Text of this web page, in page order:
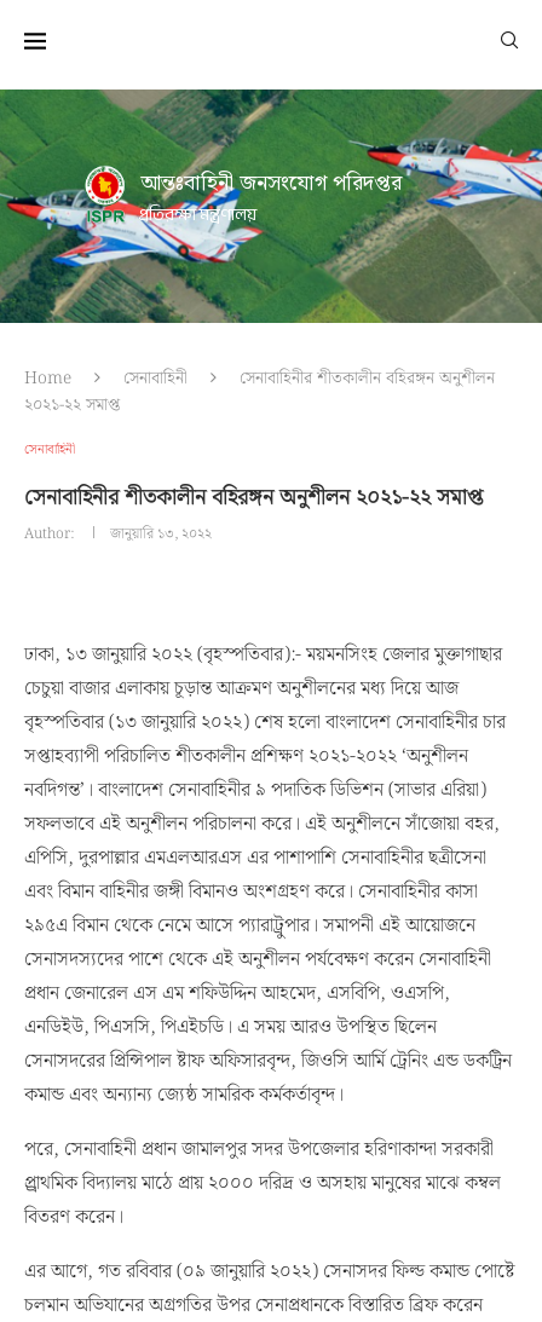
আন্তঃবাহিনী জনসংযোগ পরিদপ্তর
প্রতিরক্ষা মন্ত্রণালয়
Home সেনাবাহিনী
সেনাবাহিনীর শীতকালীন বহিরঙ্গন অনুশীলন
২০২১-২২ সমাপ্ত
সেনাবাহিনী
সেনাবাহিনীর শীতকালীন বহিরঙ্গন অনুশীলন ২০২১-২২ সমাপ্ত
Author: জানুয়ারি ১৩, ২০২২
ঢাকা, ১৩ জানুয়ারি ২০২২ (বৃহস্পতিবার):- ময়মনসিংহ জেলার মুক্তাগাছার
চেচুয়া বাজার এলাকায় চূড়ান্ত আক্রমণ অনুশীলনের মধ্য দিয়ে আজ
বৃহস্পতিবার (১৩ জানুয়ারি ২০২২) শেষ হলো বাংলাদেশ সেনাবাহিনীর চার
সপ্তাহব্যাপী পরিচালিত শীতকালীন প্রশিক্ষণ ২০২১-২০২২ ‘অনুশীলন
নবদিগন্ত’। বাংলাদেশ সেনাবাহিনীর ৯ পদাতিক ডিভিশন (সাভার এরিয়া)
সফলভাবে এই অনুশীলন পরিচালনা করে। এই অনুশীলনে সাঁজোয়া বহর,
এপিসি, দুরপাল্লার এমএলআরএস এর পাশাপাশি সেনাবাহিনীর ছত্রীসেনা
এবং বিমান বাহিনীর জঙ্গী বিমানও অংশগ্রহণ করে। সেনাবাহিনীর কাসা
২৯৫এ বিমান থেকে নেমে আসে প্যারাট্রুপার। সমাপনী এই আয়োজনে
সেনাসদস্যদের পাশে থেকে এই অনুশীলন পর্যবেক্ষণ করেন সেনাবাহিনী
প্রধান জেনারেল এস এম শফিউদ্দিন আহমেদ, এসবিপি, ওএসপি,
এনডিইউ, পিএসসি, পিএইচডি। এ সময় আরও উপস্থিত ছিলেন
সেনাসদরের প্রিন্সিপাল ষ্টাফ অফিসারবৃন্দ, জিওসি আর্মি ট্রেনিং এন্ড ডকট্রিন
কমান্ড এবং অন্যান্য জ্যেষ্ঠ সামরিক কর্মকর্তাবৃন্দ।
পরে, সেনাবাহিনী প্রধান জামালপুর সদর উপজেলার হরিণাকান্দা সরকারী
প্র্রাথমিক বিদ্যালয় মাঠে প্রায় ২০০০ দরিদ্র ও অসহায় মানুষের মাঝে কম্বল
বিতরণ করেন।
এর আগে, গত রবিবার (০৯ জানুয়ারি ২০২২) সেনাসদর ফিল্ড কমান্ড পোষ্টে
চলমান অভিযানের অগ্রগতির উপর সেনাপ্রধানকে বিস্তারিত ব্রিফ করেন